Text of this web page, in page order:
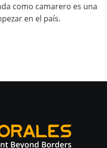
como camarero es una
en el país.